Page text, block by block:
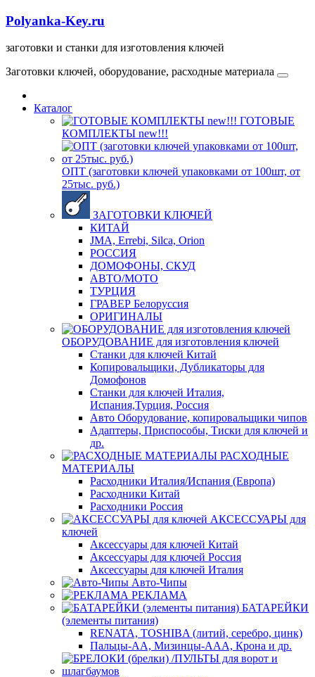
Polyanka-Key.ru
заготовки и станки для изготовления ключей
Заготовки ключей, оборудование, расходные материала
Каталог
ГОТОВЫЕ
КОМПЛЕКТЫ new!!!
ОПТ (заготовки ключей упаковками от 100шт, от
25тыс. руб.)
ЗАГОТОВКИ КЛЮЧЕЙ
КИТАЙ
JMA, Errebi, Silca, Orion
РОССИЯ
ДОМОФОНЫ, СКУД
ABTO/МОТО
ТУРЦИЯ
ГРАВЕР Белоруссия
ОРИГИНАЛЫ
ОБОРУДОВАНИЕ для изготовления ключей
Станки для ключей Китай
Копировальщики, Дубликаторы для
Домофонов
Станки для ключей Италия,
Испания,Турция, Россия
Авто Оборудование, копировальщики чипов
Адаптеры, Приспособы, Тиски для ключей и
др.
РАСХОДНЫЕ
МАТЕРИАЛЫ
Расходники Италия/Испания (Европа)
Расходники Китай
Расходники Россия
АКСЕССУАРЫ для
ключей
Аксессуары для ключей Китай
Аксессуары для ключей Россия
Аксессуары для ключей Италия
Авто-Чипы
РЕКЛАМА
БАТАРЕЙКИ
(элементы питания)
RENATA, TOSHIBA (литий, серебро, цинк)
Пальцы-АА, Мизинцы-ААА, Крона и др.